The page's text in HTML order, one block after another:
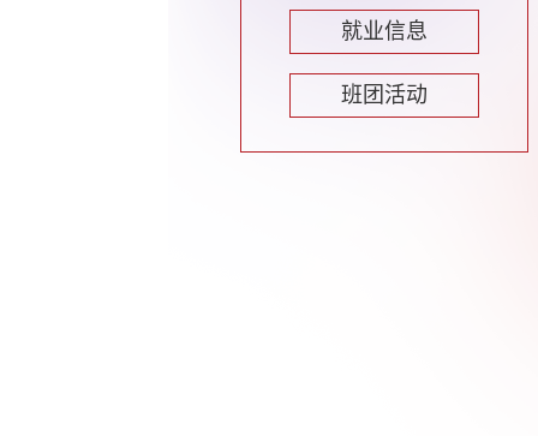
就业信息
班团活动